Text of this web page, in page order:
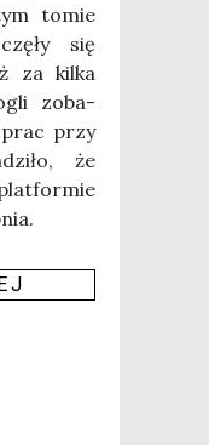
tomie
się
za kil­ka
zoba­
przy
że